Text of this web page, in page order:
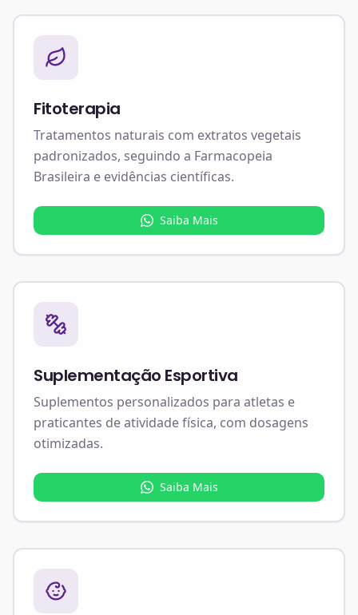
Fitoterapia
Tratamentos naturais com extratos vegetais
padronizados, seguindo a Farmacopeia
Brasileira e evidências científicas.
Saiba Mais
Suplementação Esportiva
Suplementos personalizados para atletas e
praticantes de atividade física, com dosagens
otimizadas.
Saiba Mais